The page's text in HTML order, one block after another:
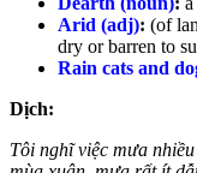
Arid (adj): (of
dry or barren to
Rain cats and
Dịch:
Tôi nghĩ việc mưa